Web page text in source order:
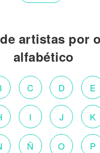
artistas por
alfabético
C D E
I J K
Ñ O P